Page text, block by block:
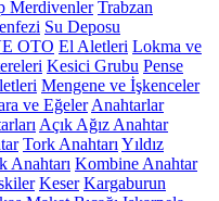
Merdivenler Trabzan
Su Deposu
OTO El Aletleri Lokma ve
Kesici Grubu Pense
Mengene ve İşkenceler
ve Eğeler Anahtarlar
Açık Ağız Anahtar
Tork Anahtarı Yıldız
Anahtarı Kombine Anahtar
Keser Kargaburun